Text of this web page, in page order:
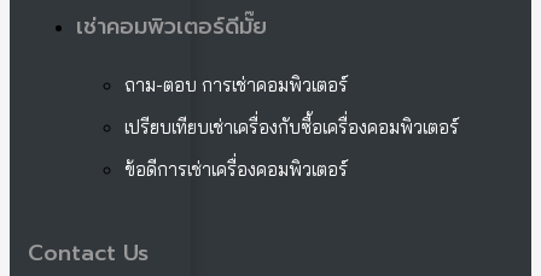
เช่าคอมพิวเตอร์ดีมั๊ย
ถาม-ตอบ การเช่าคอมพิวเตอร์
เปรียบเทียบเช่าเครื่องกับซื้อเครื่องคอมพิวเตอร์
ข้อดีการเช่าเครื่องคอมพิวเตอร์
Contact Us